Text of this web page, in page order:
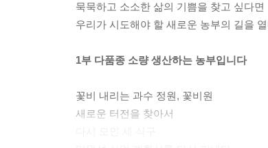
묵묵하고 소소한 삶의 기쁨을 찾고 싶다면
우리가 시도해야 할 새로운 농부의 길을
1부 다품종 소량 생산하는 농부입니다
꽃비 내리는 과수 정원, 꽃비원
새로운 터전을 찾아서